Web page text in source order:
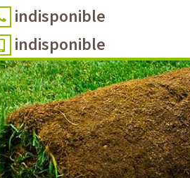
indisponible
indisponible